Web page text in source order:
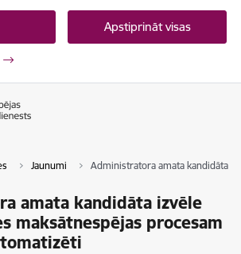
Apstiprināt visas
Jaunumi Administratora amata kandidāta
amata kandidāta izvēle
maksātnespējas procesam